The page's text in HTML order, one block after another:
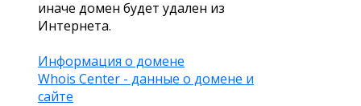
иначе домен будет удален из
Интернета.
Информация о домене
Whois Center - данные о домене и
сайте